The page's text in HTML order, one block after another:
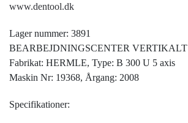
www.dentool.dk
Lager nummer: 3891
BEARBEJDNINGSCENTER VERTIKALT
Fabrikat: HERMLE, Type: B 300 U 5 axis
Maskin Nr: 19368, Årgang: 2008
Specifikationer: